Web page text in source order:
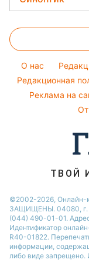
Новости
Ольга Сумская
Филипп
Елена
Ани Лорак
Кейт
Алла Пугачева
Праздничное
Авто
Стирка
Комнатные
Денежная
Курс валют
Магнитные
Погода на
Погода на
Пылевая буря
O нас
Редакционная
Реклама на
ТВОЙ
©2002-2026, Онлайн-
ЗАЩИЩЕНЫ. 04080, г.
(044) 490-01-01.
Идентификатор
R40-01822.
информации,
либо виде запрещено.